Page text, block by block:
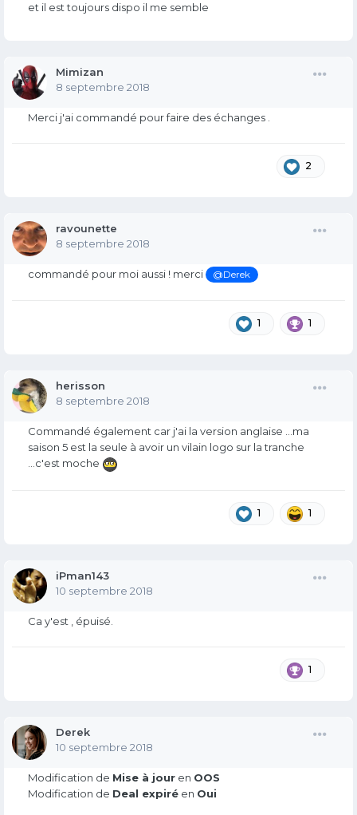
et il est toujours dispo il me semble
Mimizan
8 septembre 2018
Merci j'ai commandé pour faire des échanges .
2
ravounette
8 septembre 2018
commandé pour moi aussi ! merci @Derek
1 1
herisson
8 septembre 2018
Commandé également car j'ai la version anglaise ...ma
saison 5 est la seule à avoir un vilain logo sur la tranche
...c'est moche
1 1
iPman143
10 septembre 2018
Ca y'est , épuisé.
1
Derek
10 septembre 2018
Modification de Mise à jour en OOS
Modification de Deal expiré en Oui